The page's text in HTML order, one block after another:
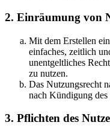
2. Einräumung von
Mit dem Erstellen
einfaches, zeitlich
unentgeltliches
zu nutzen.
Das Nutzungsrecht
nach Kündigung des
3. Pflichten des